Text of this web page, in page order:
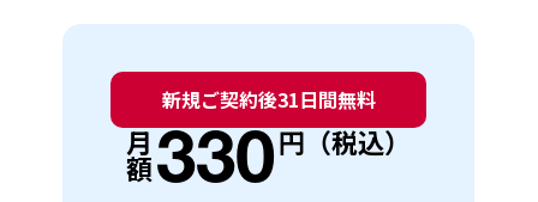
新規ご契約後31日間無料
月
額330円（税込）